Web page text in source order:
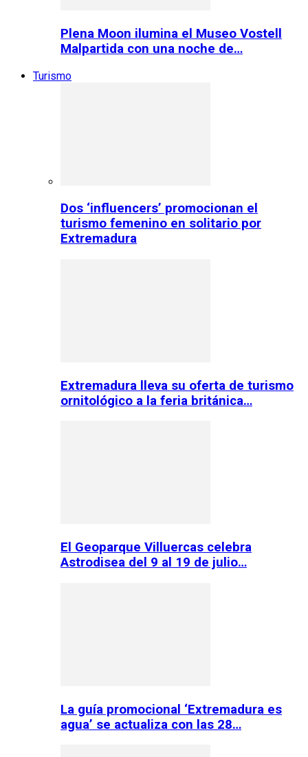
Plena Moon ilumina el Museo Vostell
Malpartida con una noche de…
Turismo
Dos ‘influencers’ promocionan el
turismo femenino en solitario por
Extremadura
Extremadura lleva su oferta de turismo
ornitológico a la feria británica…
El Geoparque Villuercas celebra
Astrodisea del 9 al 19 de julio…
La guía promocional ‘Extremadura es
agua’ se actualiza con las 28…